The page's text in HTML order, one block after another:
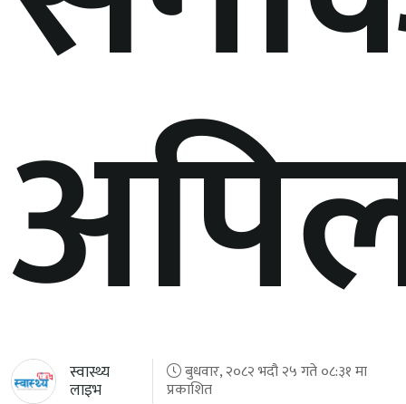
स्वास्थ्य
लाइभ
बुधवार, २०८२ भदौ २५ गते ०८:३१ मा
प्रकाशित